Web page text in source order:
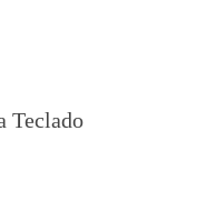
Teclado